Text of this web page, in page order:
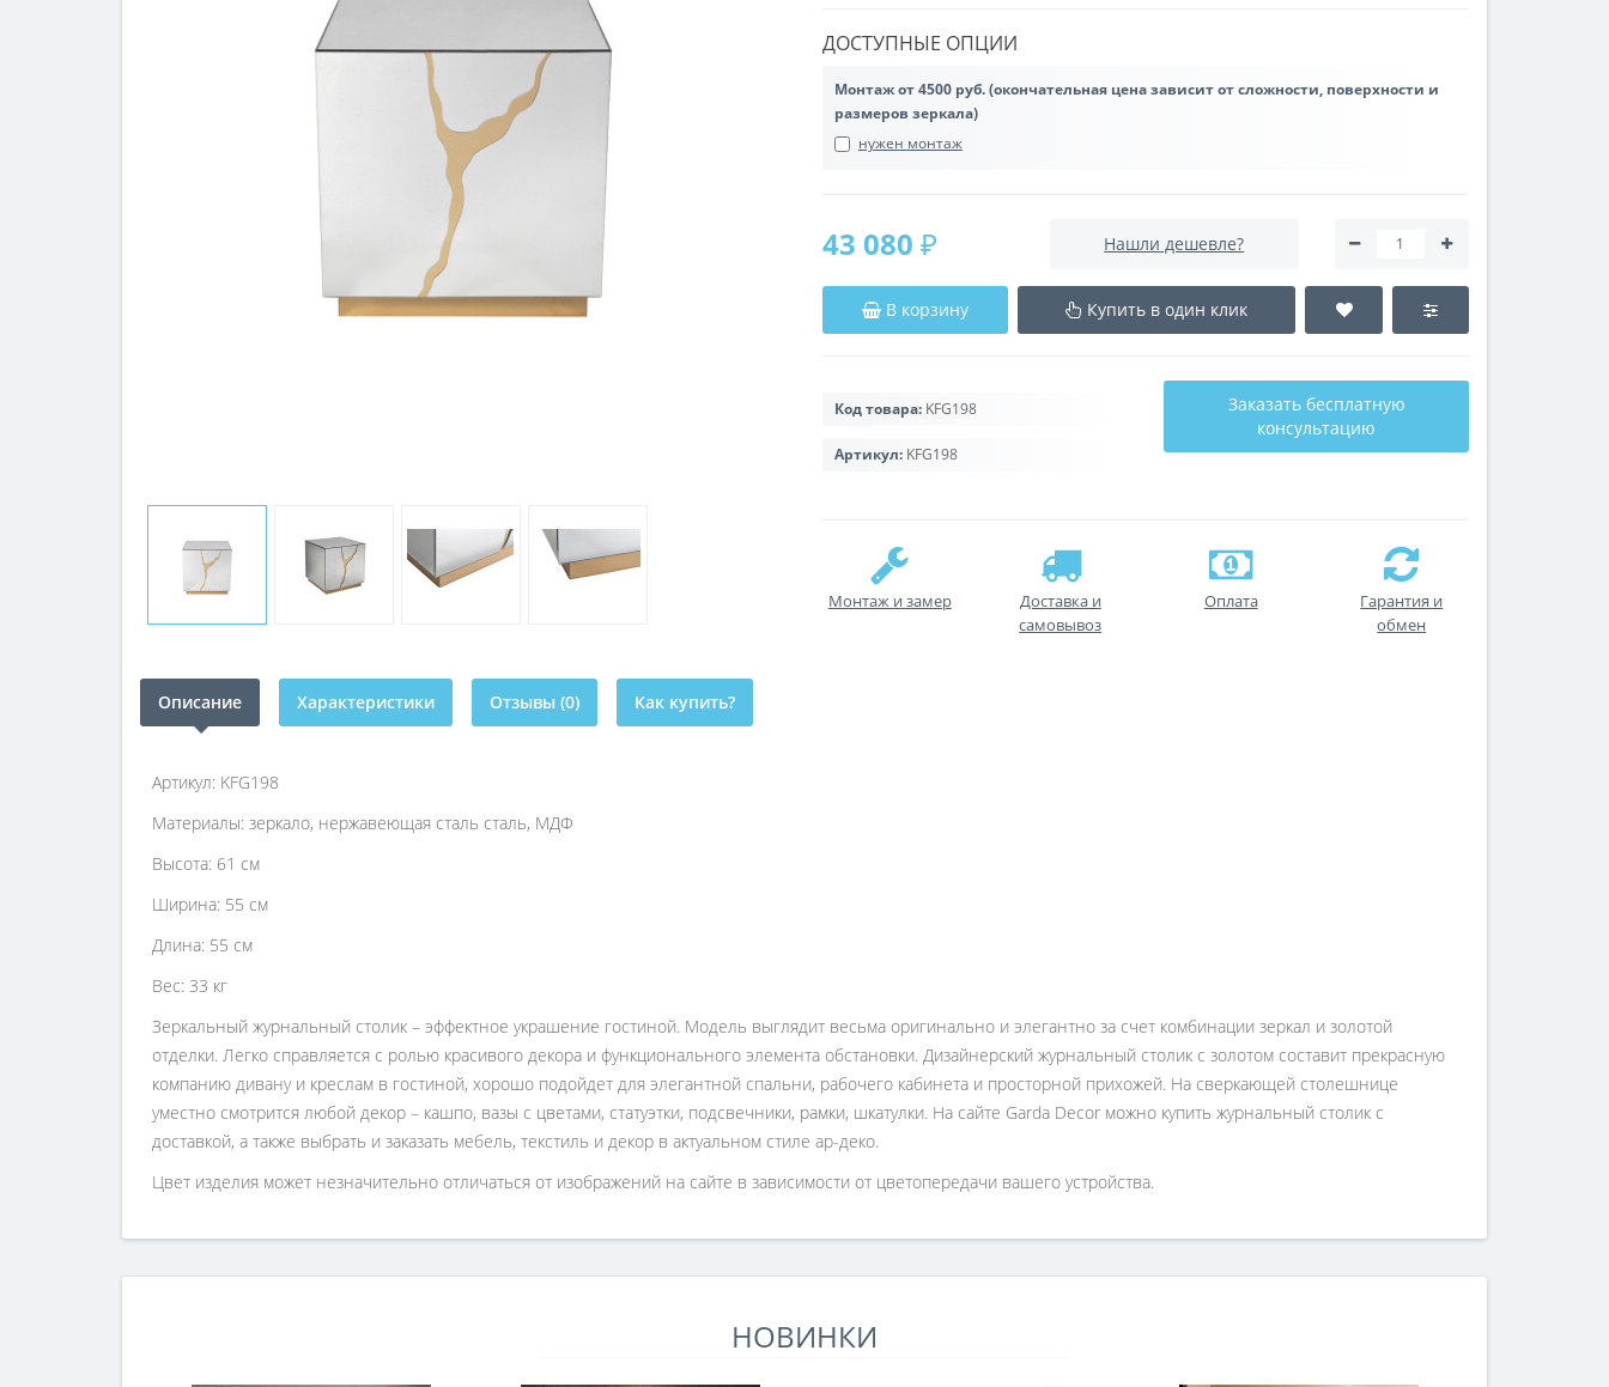
ДОСТУПНЫЕ ОПЦИИ
Монтаж от 4500 руб. (окончательная цена зависит от сложности, поверхности и
размеров зеркала)
нужен монтаж
43 080 ₽ Нашли дешевле?
В корзину Купить в один клик
Код товара: KFG198
Артикул: KFG198
Заказать бесплатную
консультацию
Монтаж и замер
Доставка и
самовывоз
Оплата
Гарантия и
обмен
Описание Характеристики Отзывы (0) Как купить?
Артикул: KFG198
Материалы: зеркало, нержавеющая сталь сталь, МДФ
Высота: 61 см
Ширина: 55 см
Длина: 55 см
Вес: 33 кг
Зеркальный журнальный столик – эффектное украшение гостиной. Модель выглядит весьма оригинально и элегантно за счет комбинации зеркал и золотой
отделки. Легко справляется с ролью красивого декора и функционального элемента обстановки. Дизайнерский журнальный столик с золотом составит прекрасную
компанию дивану и креслам в гостиной, хорошо подойдет для элегантной спальни, рабочего кабинета и просторной прихожей. На сверкающей столешнице
уместно смотрится любой декор – кашпо, вазы с цветами, статуэтки, подсвечники, рамки, шкатулки. На сайте Garda Decor можно купить журнальный столик с
доставкой, а также выбрать и заказать мебель, текстиль и декор в актуальном стиле ар-деко.
Цвет изделия может незначительно отличаться от изображений на сайте в зависимости от цветопередачи вашего устройства.
НОВИНКИ